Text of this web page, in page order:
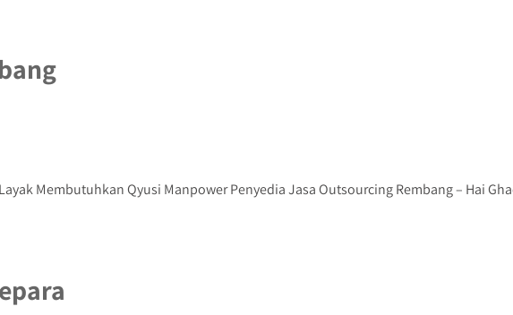
Membutuhkan Qyusi Manpower Penyedia Jasa Outsourcing Rembang – Hai